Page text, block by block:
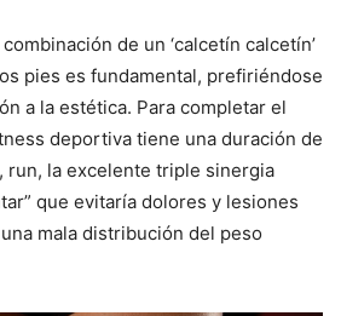
combinación de un ‘calcetín calcetín’
pies es fundamental, prefiriéndose
a la estética. Para completar el
deportiva tiene una duración de
run, la excelente triple sinergia
que evitaría dolores y lesiones
mala distribución del peso